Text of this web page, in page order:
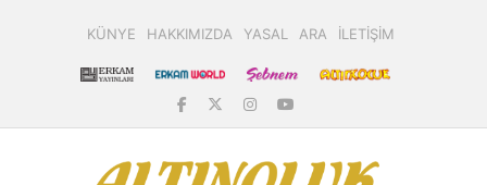
KÜNYE HAKKIMIZDA YASAL ARA İLETİŞİM